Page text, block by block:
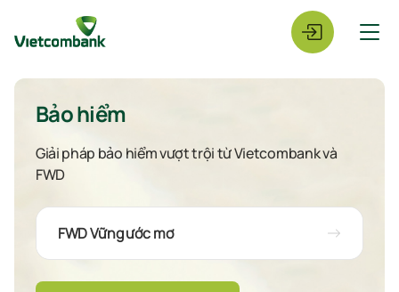
Bảo hiểm
Giải pháp bảo hiểm vượt trội từ Vietcombank và
FWD
FWD Vững ước mơ